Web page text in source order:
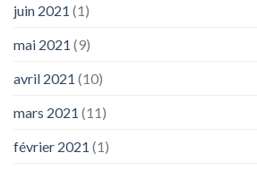
juin 2021 (1)
mai 2021 (9)
avril 2021 (10)
mars 2021 (11)
février 2021 (1)